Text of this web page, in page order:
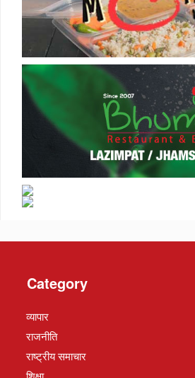
Category
व्यापार
राजनीति
राष्ट्रीय समाचार